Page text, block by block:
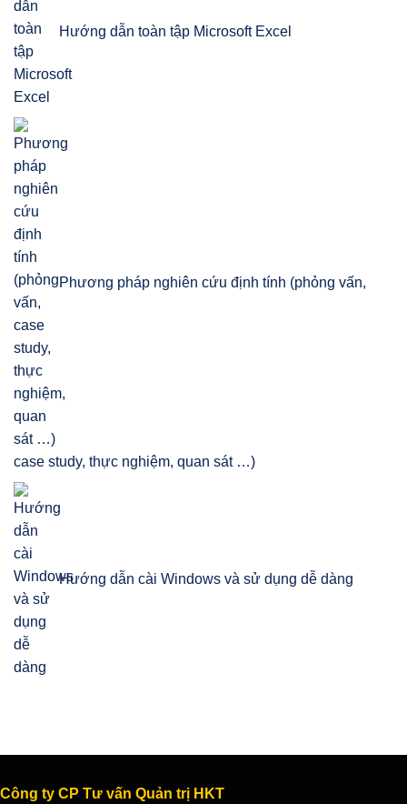
Hướng dẫn toàn tập Microsoft Excel
Phương pháp nghiên cứu định tính (phỏng vấn,
case study, thực nghiệm, quan sát …)
Hướng dẫn cài Windows và sử dụng dễ dàng
Công ty CP Tư vấn Quản trị HKT